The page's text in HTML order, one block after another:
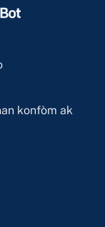
konfòm ak